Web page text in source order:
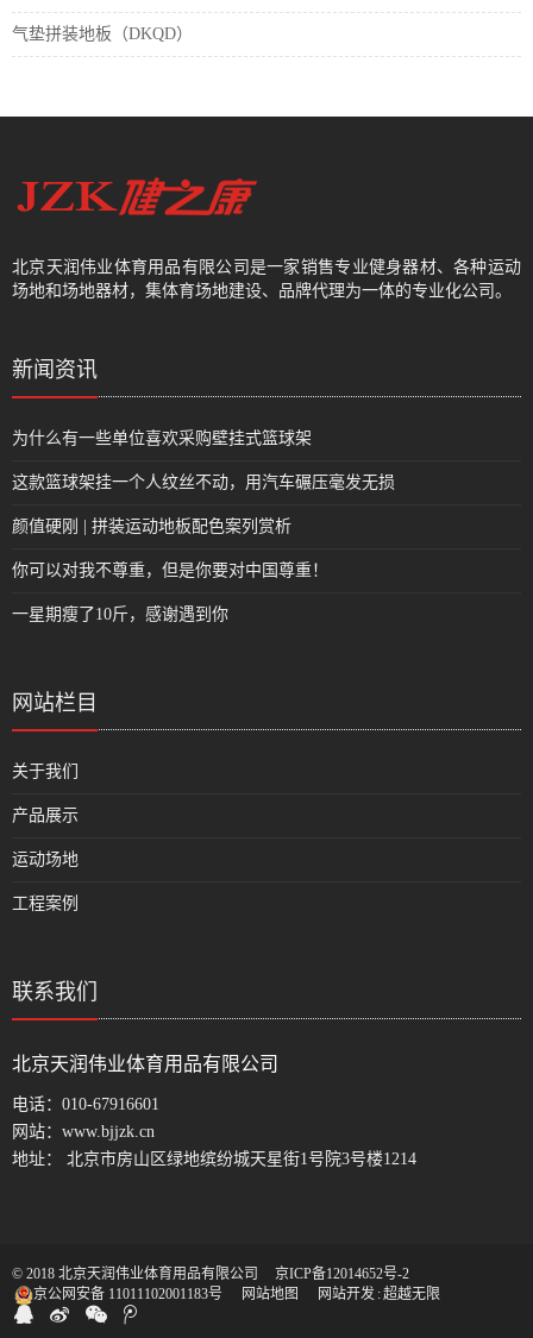
气垫拼装地板（DKQD）
北京天润伟业体育用品有限公司是一家销售专业健身器材、各种运动
场地和场地器材，集体育场地建设、品牌代理为一体的专业化公司。
新闻资讯
为什么有一些单位喜欢采购壁挂式篮球架
这款篮球架挂一个人纹丝不动，用汽车碾压毫发无损
颜值硬刚 | 拼装运动地板配色案列赏析
你可以对我不尊重，但是你要对中国尊重！
一星期瘦了10斤，感谢遇到你
网站栏目
关于我们
产品展示
运动场地
工程案例
联系我们
北京天润伟业体育用品有限公司
电话： 010-67916601
网站： www.bjjzk.cn
地址： 北京市房山区绿地缤纷城天星街1号院3号楼1214
© 2018 北京天润伟业体育用品有限公司
京ICP备12014652号-2
京公网安备 11011102001183号
网站地图 网站开发 :超越无限